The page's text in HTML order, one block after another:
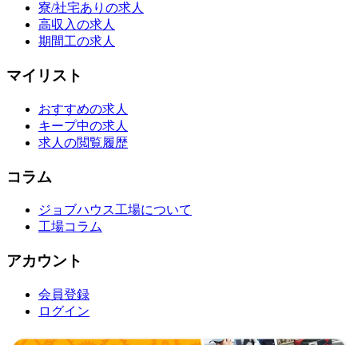
寮/社宅ありの求人
高収入の求人
期間工の求人
マイリスト
おすすめの求人
キープ中の求人
求人の閲覧履歴
コラム
ジョブハウス工場について
工場コラム
アカウント
会員登録
ログイン